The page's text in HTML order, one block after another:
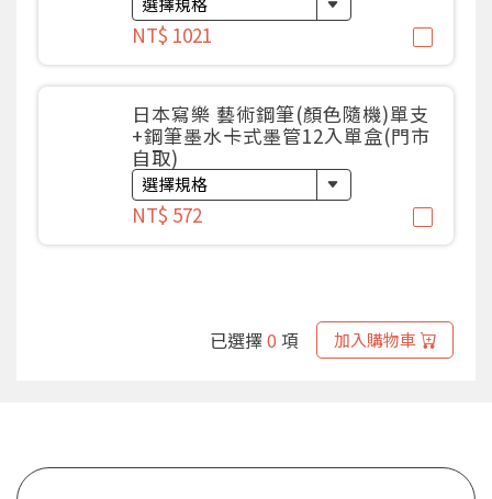
NT$ 1021
日本寫樂 藝術鋼筆(顏色隨機)單支
+鋼筆墨水卡式墨管12入單盒(門市
自取)
NT$ 572
已選擇0 項 加入購物車